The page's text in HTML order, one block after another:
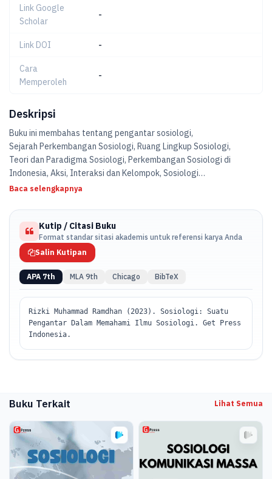
Link Google
Scholar
-
Link DOI -
Cara
Memperoleh
-
Deskripsi
Buku ini membahas tentang pengantar sosiologi,
Sejarah Perkembangan Sosiologi, Ruang Lingkup Sosiologi,
Teori dan Paradigma Sosiologi, Perkembangan Sosiologi di
Indonesia, Aksi, Interaksi dan Kelompok, Sosiologi
Organisasi, Sosiologi Agama, Sosiologi Komunikasi, Analisa
Gerakan Sosial.
Baca selengkapnya
Kutip / Citasi Buku
Format standar sitasi akademis untuk referensi karya Anda
Salin Kutipan
APA 7th MLA 9th Chicago BibTeX
Rizki Muhammad Ramdhan (2023). Sosiologi: Suatu
Pengantar Dalam Memahami Ilmu Sosiologi. Get Press
Indonesia.
Buku Terkait Lihat Semua